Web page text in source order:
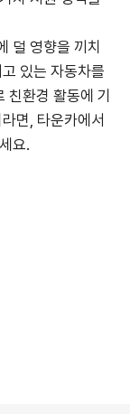
덜 영향을 끼치
있는 자동차를
환경 활동에 기
면, 타운카에서
요.